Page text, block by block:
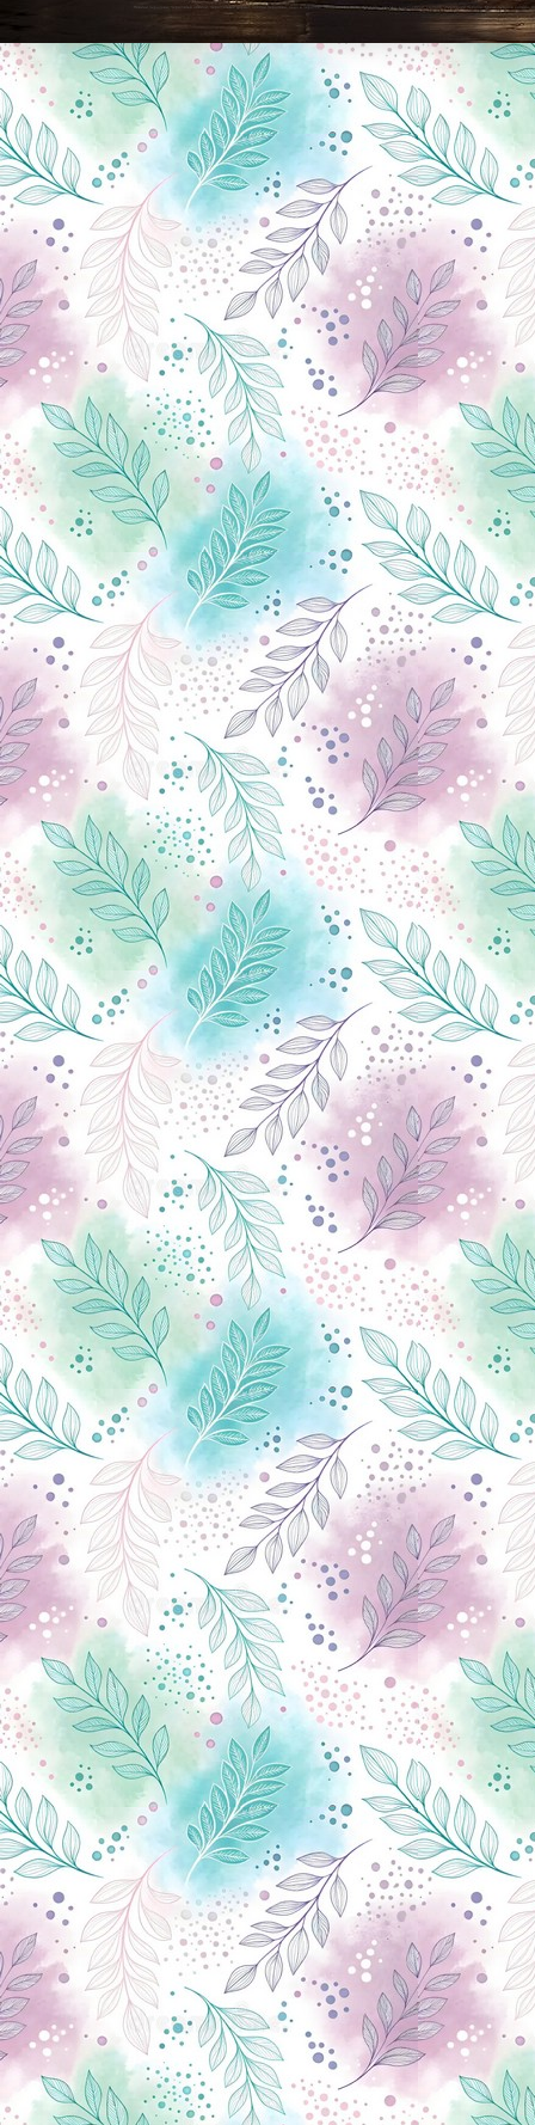
Новини Чернігова, Чернігівські новини, Чернігівський формат, новини Чернігова, події в Чернігові: політика, економіка, аналітика, культура, відеоновини, екологія, спортивний Чернігів, туризм, Чернігів